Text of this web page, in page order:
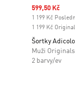
Sale price
599,50 Kč
1 199 Kč
1 199 Kč
Šortky
Muži Originals
2 barvy/ev